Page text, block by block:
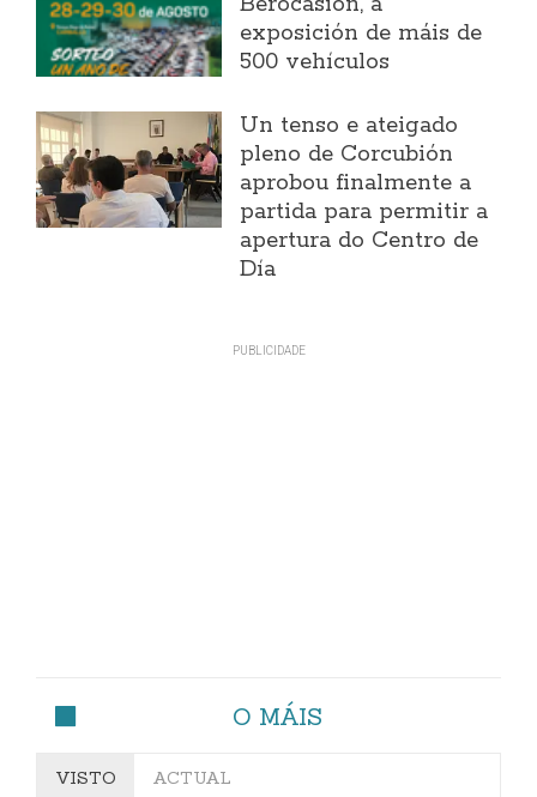
exposición de máis de
500 vehículos
Un tenso e ateigado
pleno de Corcubión
aprobou finalmente a
partida para permitir a
apertura do Centro de
Día
O MÁIS
VISTO ACTUAL